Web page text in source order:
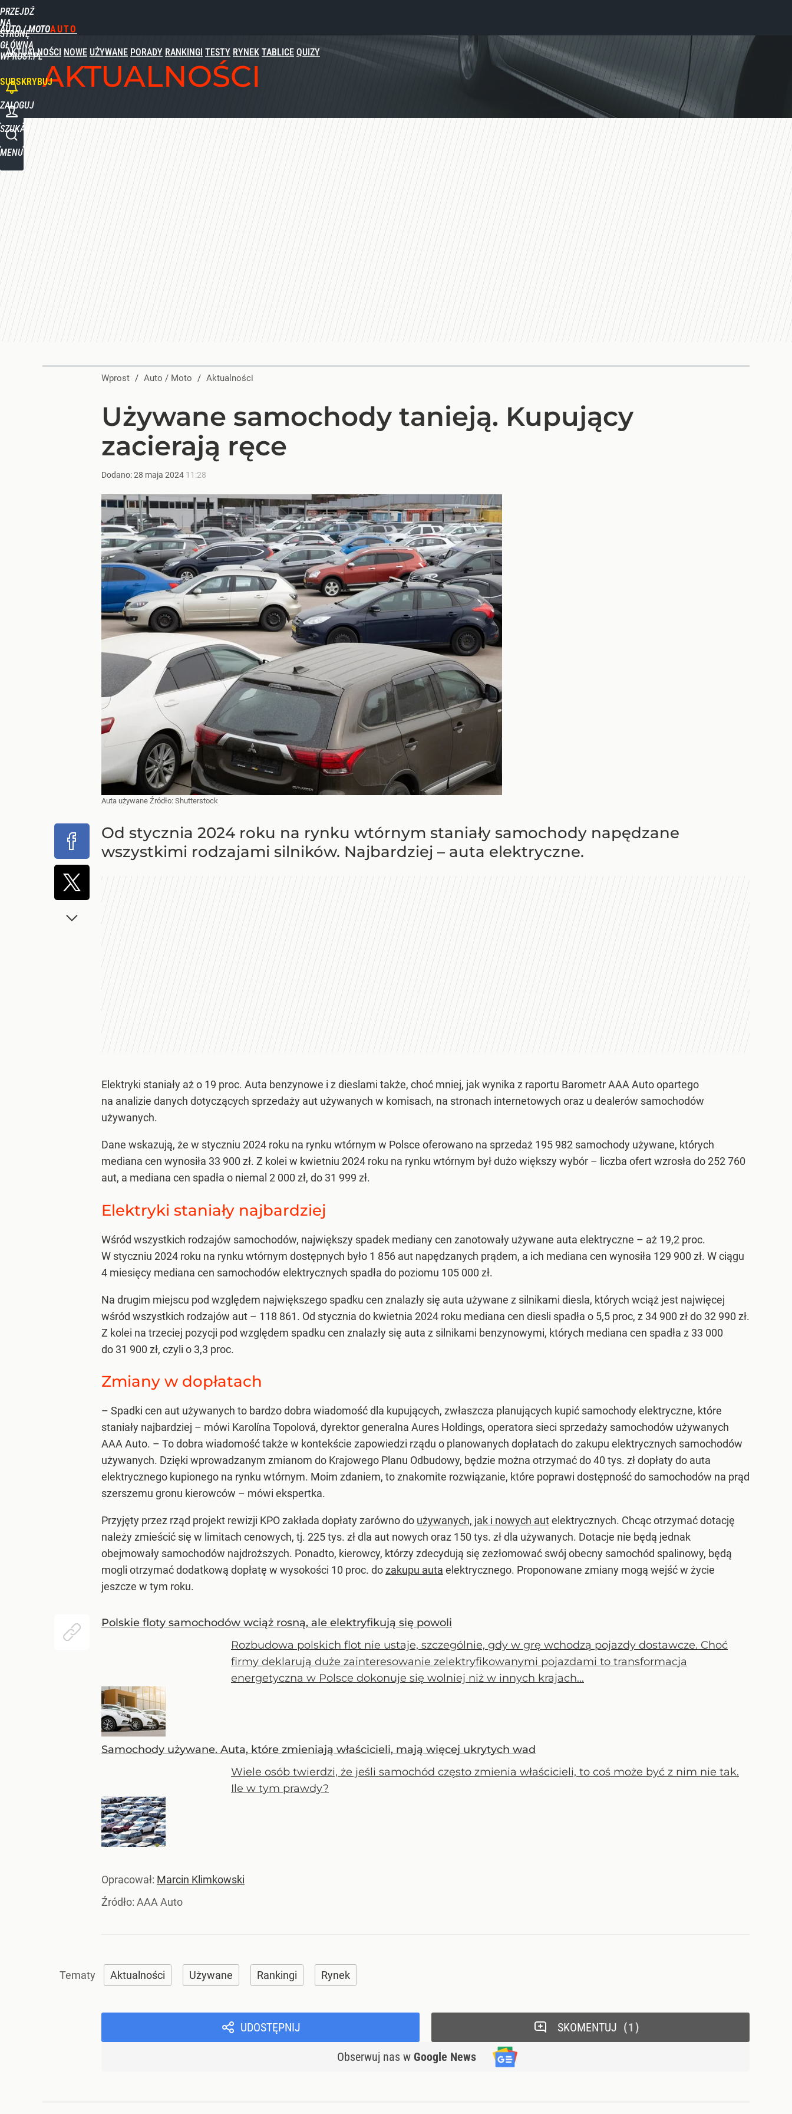
PRZEJDŹ
NA
STRONĘ
GŁÓWNĄ
WPROST.PL
AUTO / MOTO
AKTUALNOŚCI NOWE UŻYWANE PORADY RANKINGI TESTY RYNEK TABLICE QUIZY
SUBSKRYBUJ
ZALOGUJ
SZUKAJ
MENU
AKTUALNOŚCI
Wprost / Auto / Moto / Aktualności
Używane samochody tanieją. Kupujący
zacierają ręce
Dodano:28 maja 2024 11:28
Auta używane Źródło: Shutterstock
Od stycznia 2024 roku na rynku wtórnym staniały samochody napędzane
wszystkimi rodzajami silników. Najbardziej – auta elektryczne.
Elektryki staniały aż o 19 proc. Auta benzynowe i z dieslami także, choć mniej, jak wynika z raportu Barometr AAA Auto opartego
na analizie danych dotyczących sprzedaży aut używanych w komisach, na stronach internetowych oraz u dealerów samochodów
używanych.
Dane wskazują, że w styczniu 2024 roku na rynku wtórnym w Polsce oferowano na sprzedaż 195 982 samochody używane, których
mediana cen wynosiła 33 900 zł. Z kolei w kwietniu 2024 roku na rynku wtórnym był dużo większy wybór – liczba ofert wzrosła do 252 760
aut, a mediana cen spadła o niemal 2 000 zł, do 31 999 zł.
Elektryki staniały najbardziej
Wśród wszystkich rodzajów samochodów, największy spadek mediany cen zanotowały używane auta elektryczne – aż 19,2 proc.
W styczniu 2024 roku na rynku wtórnym dostępnych było 1 856 aut napędzanych prądem, a ich mediana cen wynosiła 129 900 zł. W ciągu
4 miesięcy mediana cen samochodów elektrycznych spadła do poziomu 105 000 zł.
Na drugim miejscu pod względem największego spadku cen znalazły się auta używane z silnikami diesla, których wciąż jest najwięcej
wśród wszystkich rodzajów aut – 118 861. Od stycznia do kwietnia 2024 roku mediana cen diesli spadła o 5,5 proc, z 34 900 zł do 32 990 zł.
Z kolei na trzeciej pozycji pod względem spadku cen znalazły się auta z silnikami benzynowymi, których mediana cen spadła z 33 000
do 31 900 zł, czyli o 3,3 proc.
Zmiany w dopłatach
– Spadki cen aut używanych to bardzo dobra wiadomość dla kupujących, zwłaszcza planujących kupić samochody elektryczne, które
staniały najbardziej – mówi Karolína Topolová, dyrektor generalna Aures Holdings, operatora sieci sprzedaży samochodów używanych
AAA Auto. – To dobra wiadomość także w kontekście zapowiedzi rządu o planowanych dopłatach do zakupu elektrycznych samochodów
używanych. Dzięki wprowadzanym zmianom do Krajowego Planu Odbudowy, będzie można otrzymać do 40 tys. zł dopłaty do auta
elektrycznego kupionego na rynku wtórnym. Moim zdaniem, to znakomite rozwiązanie, które poprawi dostępność do samochodów na prąd
szerszemu gronu kierowców – mówi ekspertka.
Przyjęty przez rząd projekt rewizji KPO zakłada dopłaty zarówno do używanych, jak i nowych autelektrycznych. Chcąc otrzymać dotację
należy zmieścić się w limitach cenowych, tj. 225 tys. zł dla aut nowych oraz 150 tys. zł dla używanych. Dotacje nie będą jednak
obejmowały samochodów najdroższych. Ponadto, kierowcy, którzy zdecydują się zezłomować swój obecny samochód spalinowy, będą
mogli otrzymać dodatkową dopłatę w wysokości 10 proc. dozakupu auta elektrycznego. Proponowane zmiany mogą wejść w życie
jeszcze w tym roku.
Polskie floty samochodów wciąż rosną, ale elektryfikują się powoli
Rozbudowa polskich flot nie ustaje, szczególnie, gdy w grę wchodzą pojazdy dostawcze. Choć
firmy deklarują duże zainteresowanie zelektryfikowanymi pojazdami to transformacja
energetyczna w Polsce dokonuje się wolniej niż w innych krajach...
Samochody używane. Auta, które zmieniają właścicieli, mają więcej ukrytych wad
Wiele osób twierdzi, że jeśli samochód często zmienia właścicieli, to coś może być z nim nie tak.
Ile w tym prawdy?
Opracował: Marcin Klimkowski
Źródło: AAA Auto
Aktualności Używane Rankingi Rynek
UDOSTĘPNIJ
Obserwuj nas w Google News
SKOMENTUJ 1